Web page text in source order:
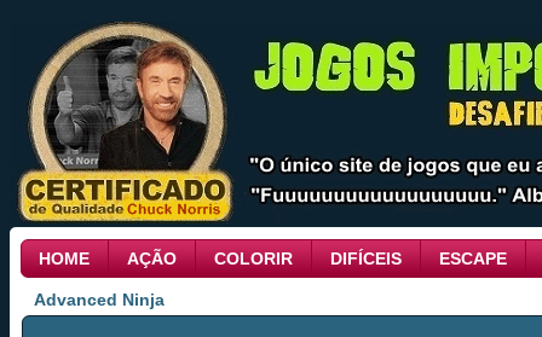
HOME AÇÃO COLORIR DIFÍCEIS ESCAPE
Advanced Ninja